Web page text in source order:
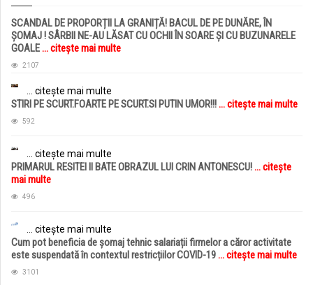
SCANDAL DE PROPORȚII LA GRANIȚĂ! BACUL DE PE DUNĂRE, ÎN
ȘOMAJ ! SÂRBII NE-AU LĂSAT CU OCHII ÎN SOARE ȘI CU BUZUNARELE
GOALE ... citește mai multe
2107
... citește mai multe
STIRI PE SCURT.FOARTE PE SCURT.SI PUTIN UMOR!!! ... citește mai multe
592
... citește mai multe
PRIMARUL RESITEI II BATE OBRAZUL LUI CRIN ANTONESCU! ... citește
mai multe
496
... citește mai multe
Cum pot beneficia de șomaj tehnic salariații firmelor a căror activitate
este suspendată în contextul restricțiilor COVID-19 ... citește mai multe
3101